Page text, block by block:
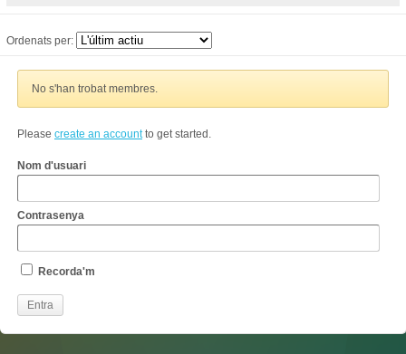
Ordenats per:
No s'han trobat membres.
Please create an accountto get started.
Nom d'usuari
Contrasenya
Recorda'm